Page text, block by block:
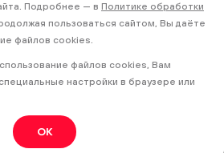
КОНФИДЕНЦИАЛЬНОСТИ •
НА ТРЕНИРОВКИ
Подробнее — в Политике обработки
пользоваться сайтом, Вы даёте
файлов cookies.
файлов cookies, Вам
настройки в браузере или
OK